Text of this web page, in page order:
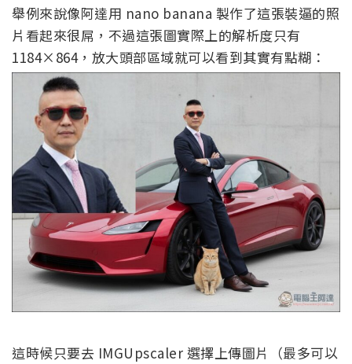
舉例來說像阿達用 nano banana 製作了這張裝逼的照
片看起來很屌，不過這張圖實際上的解析度只有
1184×864，放大頭部區域就可以看到其實有點糊：
這時候只要去 IMGUpscaler 選擇上傳圖片（最多可以